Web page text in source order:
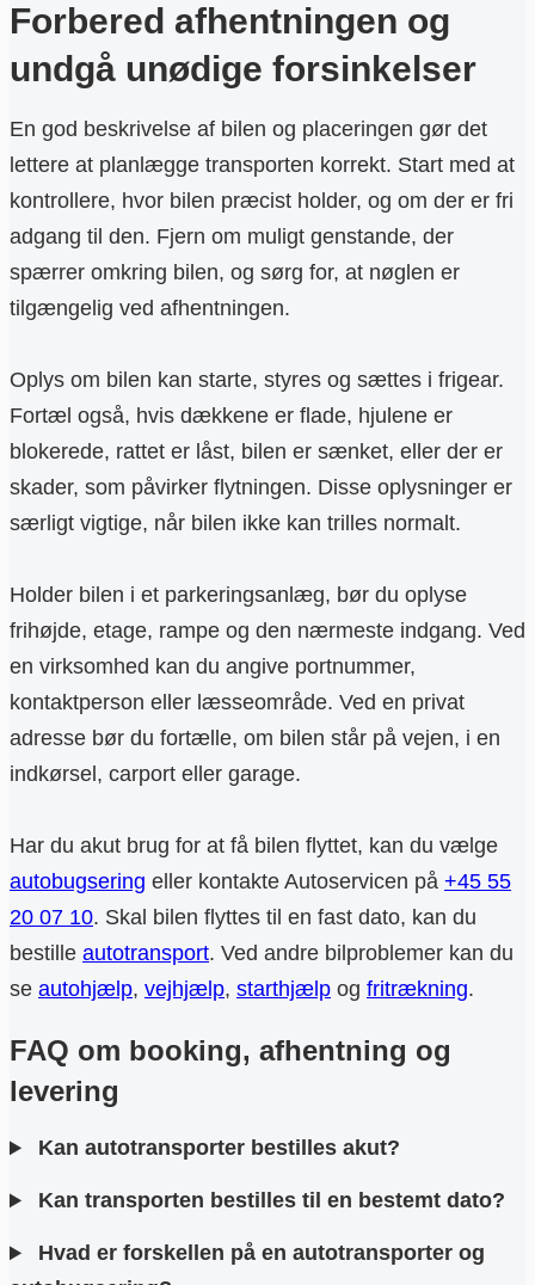
Forbered afhentningen og
undgå unødige forsinkelser
En god beskrivelse af bilen og placeringen gør det
lettere at planlægge transporten korrekt. Start med at
kontrollere, hvor bilen præcist holder, og om der er fri
adgang til den. Fjern om muligt genstande, der
spærrer omkring bilen, og sørg for, at nøglen er
tilgængelig ved afhentningen.
Oplys om bilen kan starte, styres og sættes i frigear.
Fortæl også, hvis dækkene er flade, hjulene er
blokerede, rattet er låst, bilen er sænket, eller der er
skader, som påvirker flytningen. Disse oplysninger er
særligt vigtige, når bilen ikke kan trilles normalt.
Holder bilen i et parkeringsanlæg, bør du oplyse
frihøjde, etage, rampe og den nærmeste indgang. Ved
en virksomhed kan du angive portnummer,
kontaktperson eller læsseområde. Ved en privat
adresse bør du fortælle, om bilen står på vejen, i en
indkørsel, carport eller garage.
Har du akut brug for at få bilen flyttet, kan du vælge
autobugsering eller kontakte Autoservicen på +45 55
20 07 10. Skal bilen flyttes til en fast dato, kan du
bestille autotransport. Ved andre bilproblemer kan du
se autohjælp, vejhjælp, starthjælp og fritrækning.
FAQ om booking, afhentning og
levering
Kan autotransporter bestilles akut?
Kan transporten bestilles til en bestemt dato?
Hvad er forskellen på en autotransporter og